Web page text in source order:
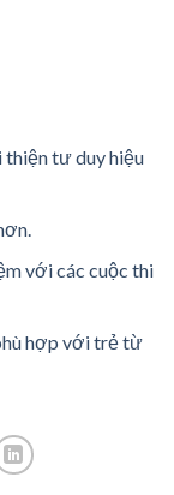
thiện tư duy hiệu
với các cuộc thi
hợp với trẻ từ